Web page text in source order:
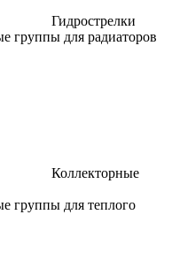
Гидрострелки
группы для радиаторов
Коллекторные
группы для теплого